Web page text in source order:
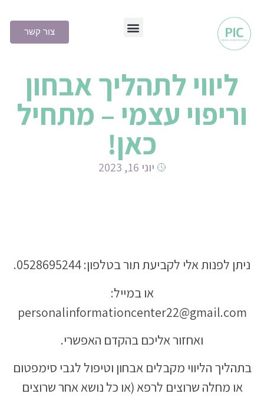
צור קשר
ליווי לתהליך אבחון
וריפוי עצמי – מתחיל
כאן!
יוני 16, 2023
ניתן לפנות אלי לקביעת תור בטלפון: 0528695244.
או במייל:
personalinformationcenter22@gmail.com
ואחזור אליכם בהקדם האפשרי.
בתהליך הליווי מקבלים אבחון וטיפול לגבי סימפטום
או מחלה שרוצים לרפא (או כל נושא אחר שרוצים